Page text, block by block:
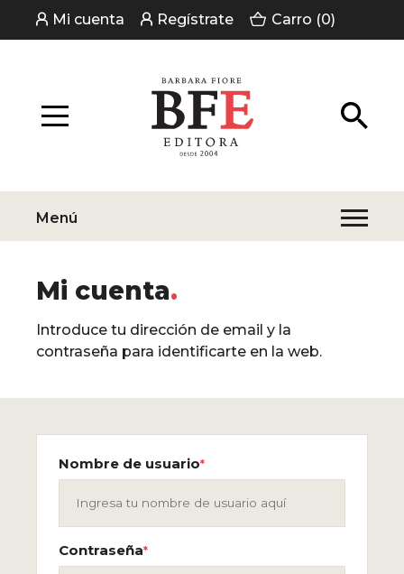
Mi cuenta Regístrate Carro (0)
Menú
Mi cuenta
Introduce tu dirección de email y la
contraseña para identificarte en la web.
Nombre de usuario*
Contraseña*